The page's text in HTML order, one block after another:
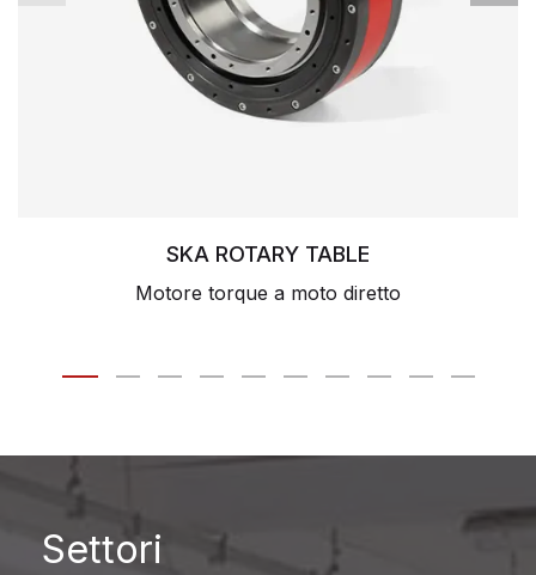
SKA ROTARY TABLE
Motore torque a moto diretto
Settori